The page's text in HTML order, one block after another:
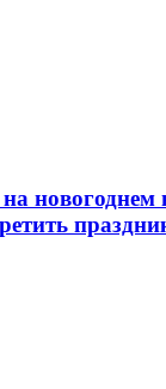
новогоднем